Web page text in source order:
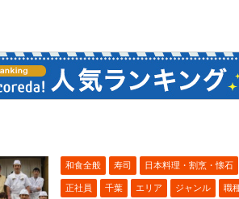
和食全般 寿司 日本料理・割烹・懐石
正社員 千葉 エリア ジャンル 職